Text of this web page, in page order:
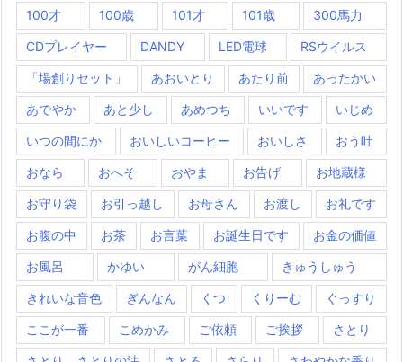
100才 100歳 101才 101歳 300馬力
CDプレイヤー DANDY LED電球 RSウイルス
「場創りセット」 あおいとり あたり前 あったかい
あでやか あと少し あめつち いいです いじめ
いつの間にか おいしいコーヒー おいしさ おう吐
おなら おへそ おやま お告げ お地蔵様
お守り袋 お引っ越し お母さん お渡し お礼です
お腹の中 お茶 お言葉 お誕生日です お金の価値
お風呂 かゆい がん細胞 きゅうしゅう
きれいな音色 ぎんなん くつ くりーむ ぐっすり
ここが一番 こめかみ ご依頼 ご挨拶 さとり